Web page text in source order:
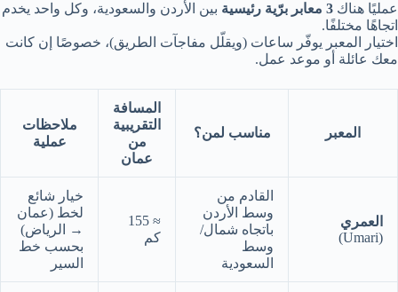
عمليًا هناك 3 معابر برّية رئيسية
بين الأردن والسعودية، وكل واحد يخدم
اتجاهًا مختلفًا.
اختيار المعبر يوفّر ساعات (ويقلّل مفاجآت الطريق)، خصوصًا إن كانت
معك عائلة أو موعد عمل.
المعبر مناسب لمن؟
المسافة
التقريبية
من
عمان
ملاحظات
عملية
العمري
(Umari)
القادم من
وسط الأردن
باتجاه شمال/
وسط
السعودية
≈ 155
كم
خيار شائع
لخط (عمان
→ الرياض)
بحسب خط
السير